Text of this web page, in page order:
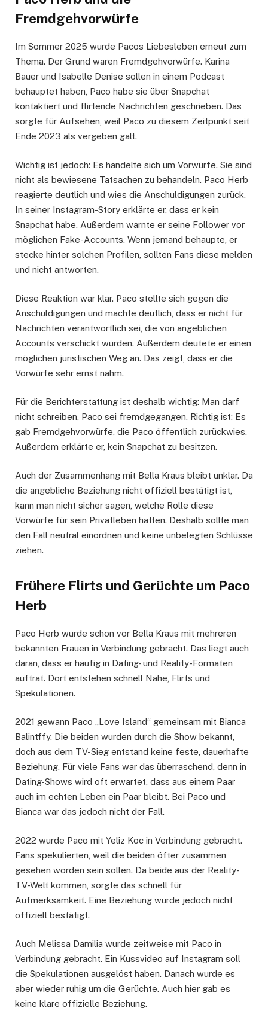
Fremdgehvorwürfe
Im Sommer 2025 wurde Pacos Liebesleben erneut zum
Thema. Der Grund waren Fremdgehvorwürfe. Karina
Bauer und Isabelle Denise sollen in einem Podcast
behauptet haben, Paco habe sie über Snapchat
kontaktiert und flirtende Nachrichten geschrieben. Das
sorgte für Aufsehen, weil Paco zu diesem Zeitpunkt seit
Ende 2023 als vergeben galt.
Wichtig ist jedoch: Es handelte sich um Vorwürfe. Sie sind
nicht als bewiesene Tatsachen zu behandeln. Paco Herb
reagierte deutlich und wies die Anschuldigungen zurück.
In seiner Instagram-Story erklärte er, dass er kein
Snapchat habe. Außerdem warnte er seine Follower vor
möglichen Fake-Accounts. Wenn jemand behaupte, er
stecke hinter solchen Profilen, sollten Fans diese melden
und nicht antworten.
Diese Reaktion war klar. Paco stellte sich gegen die
Anschuldigungen und machte deutlich, dass er nicht für
Nachrichten verantwortlich sei, die von angeblichen
Accounts verschickt wurden. Außerdem deutete er einen
möglichen juristischen Weg an. Das zeigt, dass er die
Vorwürfe sehr ernst nahm.
Für die Berichterstattung ist deshalb wichtig: Man darf
nicht schreiben, Paco sei fremdgegangen. Richtig ist: Es
gab Fremdgehvorwürfe, die Paco öffentlich zurückwies.
Außerdem erklärte er, kein Snapchat zu besitzen.
Auch der Zusammenhang mit Bella Kraus bleibt unklar. Da
die angebliche Beziehung nicht offiziell bestätigt ist,
kann man nicht sicher sagen, welche Rolle diese
Vorwürfe für sein Privatleben hatten. Deshalb sollte man
den Fall neutral einordnen und keine unbelegten Schlüsse
ziehen.
Frühere Flirts und Gerüchte um Paco
Herb
Paco Herb wurde schon vor Bella Kraus mit mehreren
bekannten Frauen in Verbindung gebracht. Das liegt auch
daran, dass er häufig in Dating- und Reality-Formaten
auftrat. Dort entstehen schnell Nähe, Flirts und
Spekulationen.
2021 gewann Paco „Love Island“ gemeinsam mit Bianca
Balintffy. Die beiden wurden durch die Show bekannt,
doch aus dem TV-Sieg entstand keine feste, dauerhafte
Beziehung. Für viele Fans war das überraschend, denn in
Dating-Shows wird oft erwartet, dass aus einem Paar
auch im echten Leben ein Paar bleibt. Bei Paco und
Bianca war das jedoch nicht der Fall.
2022 wurde Paco mit Yeliz Koc in Verbindung gebracht.
Fans spekulierten, weil die beiden öfter zusammen
gesehen worden sein sollen. Da beide aus der Reality-
TV-Welt kommen, sorgte das schnell für
Aufmerksamkeit. Eine Beziehung wurde jedoch nicht
offiziell bestätigt.
Auch Melissa Damilia wurde zeitweise mit Paco in
Verbindung gebracht. Ein Kussvideo auf Instagram soll
die Spekulationen ausgelöst haben. Danach wurde es
aber wieder ruhig um die Gerüchte. Auch hier gab es
keine klare offizielle Beziehung.